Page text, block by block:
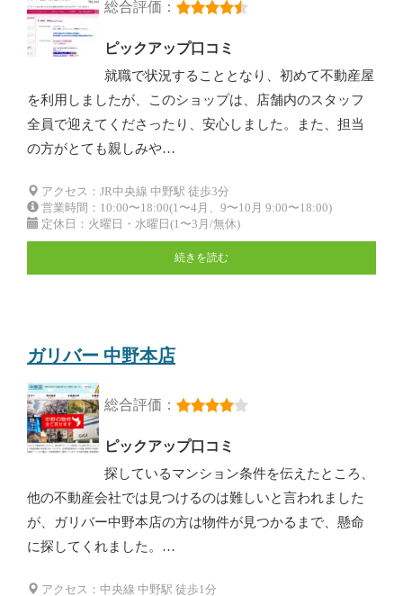
総合評価：
ピックアップ口コミ
就職で状況することとなり、初めて不動産屋
を利用しましたが、このショップは、店舗内のスタッフ
全員で迎えてくださったり、安心しました。また、担当
の方がとても親しみや…
アクセス：JR中央線 中野駅 徒歩3分
営業時間：10:00〜18:00(1〜4月、9〜10月 9:00〜18:00)
定休日：火曜日・水曜日(1〜3月/無休)
続きを読む
ガリバー 中野本店
総合評価：
ピックアップ口コミ
探しているマンション条件を伝えたところ、
他の不動産会社では見つけるのは難しいと言われました
が、ガリバー中野本店の方は物件が見つかるまで、懸命
に探してくれました。…
アクセス：中央線 中野駅 徒歩1分